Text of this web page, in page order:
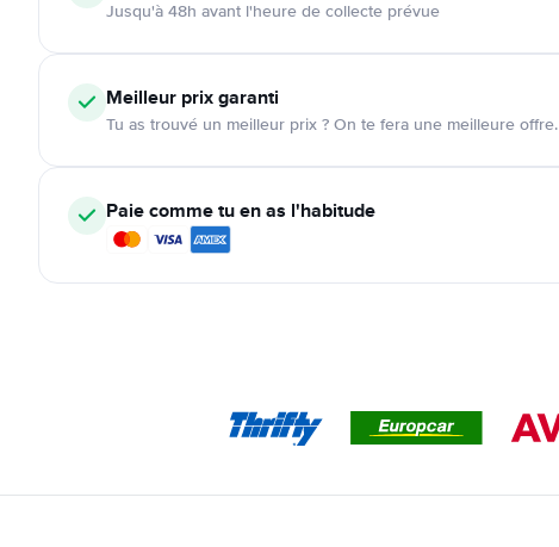
Jusqu'à 48h avant l'heure de collecte prévue
Meilleur prix garanti
Tu as trouvé un meilleur prix ? On te fera une meilleure offre.
Paie comme tu en as l'habitude